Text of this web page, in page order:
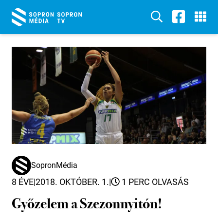
SopronMédia
8 ÉVE|2018. OKTÓBER. 1.| 1 PERC OLVASÁS
Győzelem a Szezonnyitón!